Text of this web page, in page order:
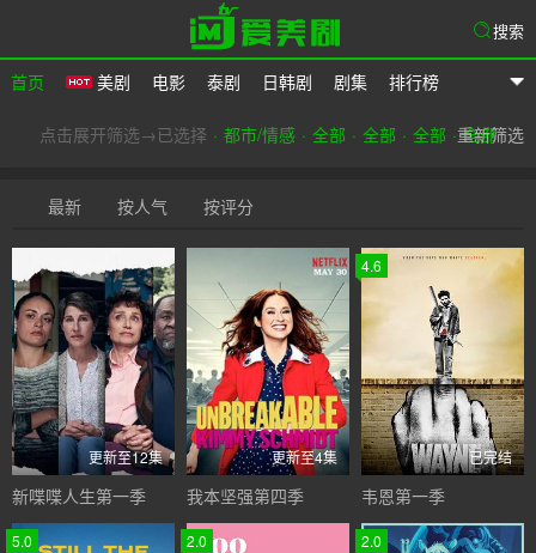
爱美剧
首页 美剧 电影 泰剧 日韩剧 剧集 排行榜
搜索
点击展开筛选→已选择 都市/情感 全部 全部 全部 全部
重新筛选
最新 按人气 按评分
更新至12集
新喋喋人生第一季
更新至4集
我本坚强第四季
4.6
已完结
韦恩第一季
5.0 2.0 2.0